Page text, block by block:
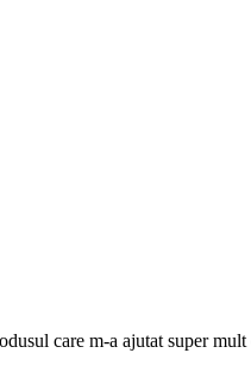
care m-a ajutat super